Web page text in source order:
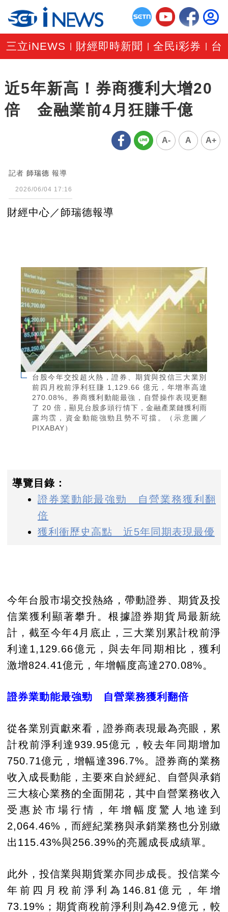
三立iNEWS 財經即時新聞 |全民i彩券 台
近5年新高！券商獲利大增20
倍 金融業前4月狂賺千億
A- A A+
記者 師瑞德 報導
2026/06/04 17:16
財經中心／師瑞德報導
台股今年交投超火熱，證券、期貨與投信三大業別
前四月稅前淨利狂賺 1,129.66 億元，年增率高達
270.08%。券商獲利動能最強，自營操作表現更翻
了 20 倍，顯見台股多頭行情下，金融產業鏈獲利雨
露均霑，資金動能強勁且勢不可擋。（示意圖／
PIXABAY）
導覽目錄：
證券業動能最強勁 自營業務獲利翻
倍
獲利衝歷史高點 近5年同期表現最優
今年台股市場交投熱絡，帶動證券、期貨及投
信業獲利顯著攀升。根據證券期貨局最新統
計，截至今年4月底止，三大業別累計稅前淨
利達1,129.66億元，與去年同期相比，獲利
激增824.41億元，年增幅度高達270.08%。
證券業動能最強勁 自營業務獲利翻倍
從各業別貢獻來看，證券商表現最為亮眼，累
計稅前淨利達939.95億元，較去年同期增加
750.71億元，增幅達396.7%。證券商的業務
收入成長動能，主要來自於經紀、自營與承銷
三大核心業務的全面開花，其中自營業務收入
受惠於市場行情，年增幅度驚人地達到
2,064.46%，而經紀業務與承銷業務也分別繳
出115.43%與256.39%的亮麗成長成績單。
此外，投信業與期貨業亦同步成長。投信業今
年前四月稅前淨利為146.81億元，年增
73.19%；期貨商稅前淨利則為42.9億元，較